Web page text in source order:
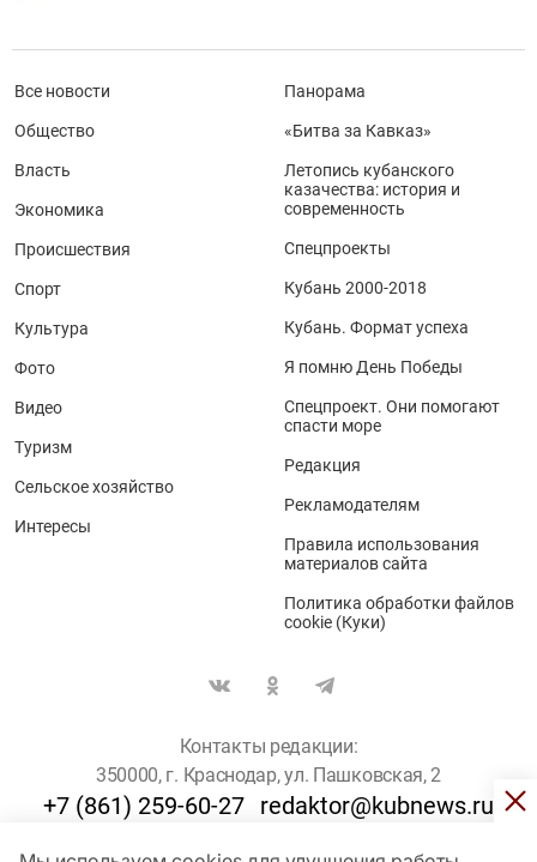
Все новости
Общество
Власть
Экономика
Происшествия
Спорт
Культура
Фото
Видео
Туризм
Сельское хозяйство
Интересы
Панорама
«Битва за Кавказ»
Летопись кубанского
казачества: история и
современность
Спецпроекты
Кубань 2000-2018
Кубань. Формат успеха
Я помню День Победы
Спецпроект. Они помогают
спасти море
Редакция
Рекламодателям
Правила использования
материалов сайта
Политика обработки файлов
cookie (Куки)
Контакты редакции:
350000, г. Краснодар, ул. Пашковская, 2
+7 (861) 259-60-27 redaktor@kubnews.ru